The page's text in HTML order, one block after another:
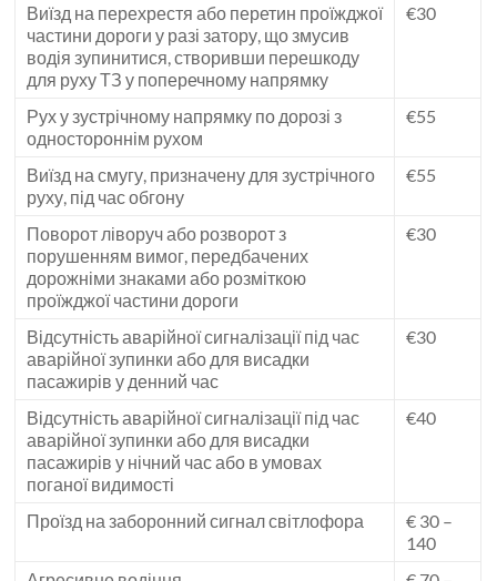
Виїзд на перехрестя або перетин проїжджої
частини дороги у разі затору, що змусив
водія зупинитися, створивши перешкоду
для руху ТЗ у поперечному напрямку
€30
Рух у зустрічному напрямку по дорозі з
одностороннім рухом
€55
Виїзд на смугу, призначену для зустрічного
руху, під час обгону
€55
Поворот ліворуч або розворот з
порушенням вимог, передбачених
дорожніми знаками або розміткою
проїжджої частини дороги
€30
Відсутність аварійної сигналізації під час
аварійної зупинки або для висадки
пасажирів у денний час
€30
Відсутність аварійної сигналізації під час
аварійної зупинки або для висадки
пасажирів у нічний час або в умовах
поганої видимості
€40
Проїзд на заборонний сигнал світлофора
€ 30 –
140